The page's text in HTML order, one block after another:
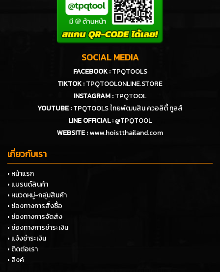
SOCIAL MEDIA
FACEBOOK : TPQTOOLS
TIKTOK :TPQTOOLONLINE.STORE
INSTAGRAM :TPQTOOL
YOUTUBE :TPQTOOLS ไทยพัฒนสิน ควอลิตี้ ทูลส์
LINE OFFICIAL :@TPQTOOL
WEBSITE :www.hoistthailand.com
เกี่ยวกับเรา
• หน้าแรก
• แบรนด์สินค้า
• หมวดหมู่-กลุ่มสินค้า
• ช่องทางการสั่งซื้อ
• ช่องทางการจัดส่ง
• ช่องทางการชำระเงิน
• แจ้งชำระเงิน
• ติดต่อเรา
• ลิงค์